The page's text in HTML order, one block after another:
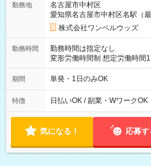
期間なし
勤務地
名古屋市中村区
愛知県名古屋市中村区名駅（
株式会社ワンベルウッズ
勤務時間
勤務時間は指定なし
変形労働時間制 想定労働時間170時間/月 ☆シ
10/26 全日共通 08：00～12
～9/19のみ下記シフトもあります
00
期間 単発・1日のみOK
特徴 日払いOK / 副業・WワークOK
気になる！ 応募す